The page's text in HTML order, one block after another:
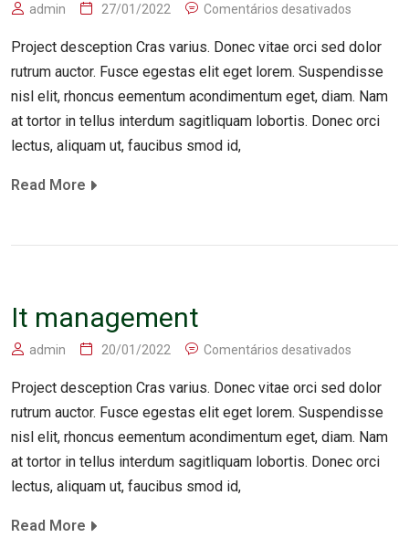
admin 27/01/2022 Comentários desativados
Project desception Cras varius. Donec vitae orci sed dolor
rutrum auctor. Fusce egestas elit eget lorem. Suspendisse
nisl elit, rhoncus eementum acondimentum eget, diam. Nam
at tortor in tellus interdum sagitliquam lobortis. Donec orci
lectus, aliquam ut, faucibus smod id,
Read More
It management
admin 20/01/2022 Comentários desativados
Project desception Cras varius. Donec vitae orci sed dolor
rutrum auctor. Fusce egestas elit eget lorem. Suspendisse
nisl elit, rhoncus eementum acondimentum eget, diam. Nam
at tortor in tellus interdum sagitliquam lobortis. Donec orci
lectus, aliquam ut, faucibus smod id,
Read More